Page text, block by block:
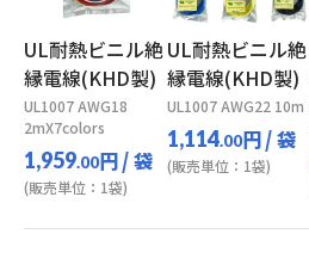
UL耐熱ビニル絶
縁電線(KHD製)
UL1007 AWG18
2mX7colors
1,959.00円/ 袋
(販売単位：1袋)
UL耐熱ビニル絶
縁電線(KHD製)
UL1007 AWG22 10m
1,114.00円/ 袋
(販売単位：1袋)